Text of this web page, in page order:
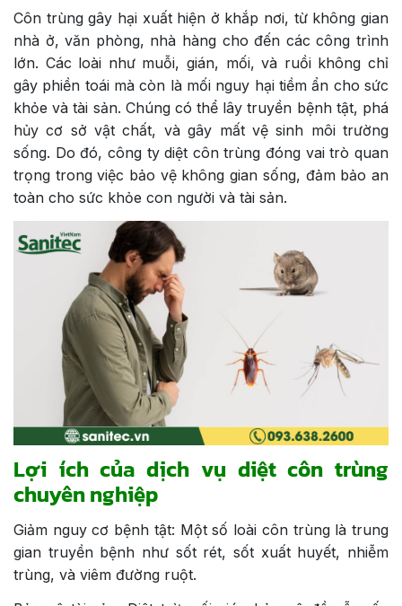
5.2 Ưu điểm khi sử dụng dịch vụ diệt côn trùng
tại Sanitec Việt Nam
Côn trùng gây hại xuất hiện ở khắp nơi, từ không gian
nhà ở, văn phòng, nhà hàng cho đến các công trình
lớn. Các loài như muỗi, gián, mối, và ruồi không chỉ
gây phiền toái mà còn là mối nguy hại tiềm ẩn cho sức
khỏe và tài sản. Chúng có thể lây truyền bệnh tật, phá
hủy cơ sở vật chất, và gây mất vệ sinh môi trường
sống. Do đó, công ty diệt côn trùng đóng vai trò quan
trọng trong việc bảo vệ không gian sống, đảm bảo an
toàn cho sức khỏe con người và tài sản.
Lợi ích của dịch vụ diệt côn trùng
chuyên nghiệp
Giảm nguy cơ bệnh tật: Một số loài côn trùng là trung
gian truyền bệnh như sốt rét, sốt xuất huyết, nhiễm
trùng, và viêm đường ruột.